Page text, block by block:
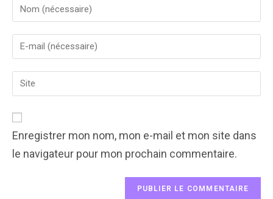
username
to
comment
address
to
(optional)
Enregistrer mon nom, mon e-mail et mon site dans
le navigateur pour mon prochain commentaire.